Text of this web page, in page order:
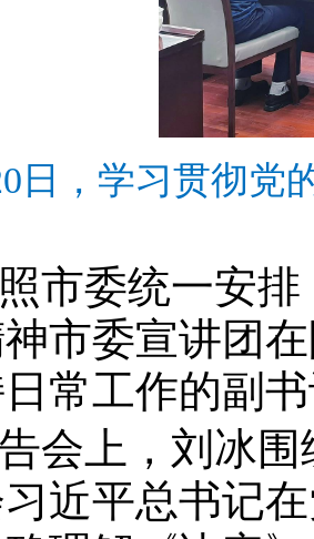
日，学习贯彻党
市委统一安
市委宣讲团
常工作的副
会上，刘冰
近平总书记